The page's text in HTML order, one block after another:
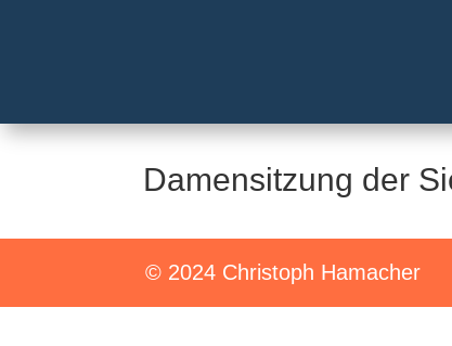
Damensitzung der
© 2024 Christoph Hamacher